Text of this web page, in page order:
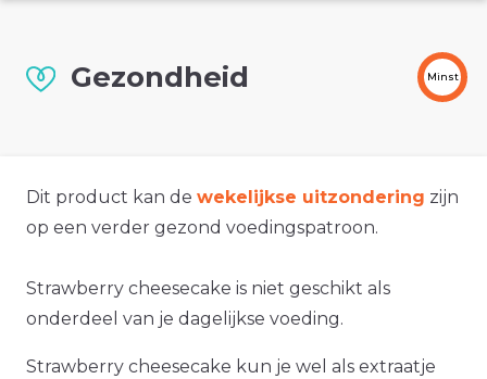
Gezondheid Minst
Dit product kan de wekelijkse uitzondering zijn
op een verder gezond voedingspatroon.
Strawberry cheesecake is niet geschikt als
onderdeel van je dagelijkse voeding.
Strawberry cheesecake kun je wel als extraatje